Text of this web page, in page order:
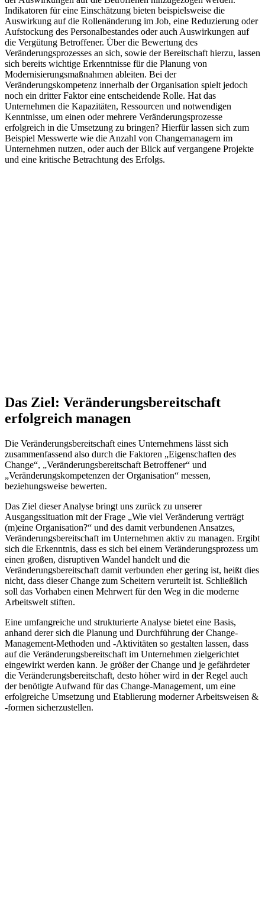
Indikatoren für eine Einschätzung bieten beispielsweise die
Auswirkung auf die Rollenänderung im Job, eine Reduzierung oder
Aufstockung des Personalbestandes oder auch Auswirkungen auf
die Vergütung Betroffener. Über die Bewertung des
Veränderungsprozesses an sich, sowie der Bereitschaft hierzu, lassen
sich bereits wichtige Erkenntnisse für die Planung von
Modernisierungsmaßnahmen ableiten. Bei der
Veränderungskompetenz innerhalb der Organisation spielt jedoch
noch ein dritter Faktor eine entscheidende Rolle. Hat das
Unternehmen die Kapazitäten, Ressourcen und notwendigen
Kenntnisse, um einen oder mehrere Veränderungsprozesse
erfolgreich in die Umsetzung zu bringen? Hierfür lassen sich zum
Beispiel Messwerte wie die Anzahl von Changemanagern im
Unternehmen nutzen, oder auch der Blick auf vergangene Projekte
und eine kritische Betrachtung des Erfolgs.
Das Ziel: Veränderungsbereitschaft
erfolgreich managen
Die Veränderungsbereitschaft eines Unternehmens lässt sich
zusammenfassend also durch die Faktoren „Eigenschaften des
Change“, „Veränderungsbereitschaft Betroffener“ und
„Veränderungskompetenzen der Organisation“ messen,
beziehungsweise bewerten.
Das Ziel dieser Analyse bringt uns zurück zu unserer
Ausgangssituation mit der Frage „Wie viel Veränderung verträgt
(m)eine Organisation?“ und des damit verbundenen Ansatzes,
Veränderungsbereitschaft im Unternehmen aktiv zu managen. Ergibt
sich die Erkenntnis, dass es sich bei einem Veränderungsprozess um
einen großen, disruptiven Wandel handelt und die
Veränderungsbereitschaft damit verbunden eher gering ist, heißt dies
nicht, dass dieser Change zum Scheitern verurteilt ist. Schließlich
soll das Vorhaben einen Mehrwert für den Weg in die moderne
Arbeitswelt stiften.
Eine umfangreiche und strukturierte Analyse bietet eine Basis,
anhand derer sich die Planung und Durchführung der Change-
Management-Methoden und -Aktivitäten so gestalten lassen, dass
auf die Veränderungsbereitschaft im Unternehmen zielgerichtet
eingewirkt werden kann. Je größer der Change und je gefährdeter
die Veränderungsbereitschaft, desto höher wird in der Regel auch
der benötigte Aufwand für das Change-Management, um eine
erfolgreiche Umsetzung und Etablierung moderner Arbeitsweisen &
-formen sicherzustellen.